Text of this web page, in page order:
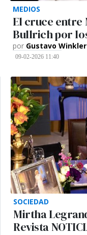
MEDIOS
El cruce entre
Bullrich por
por Gustavo Winkler
09-02-2026 11:40
SOCIEDAD
Mirtha
Revista